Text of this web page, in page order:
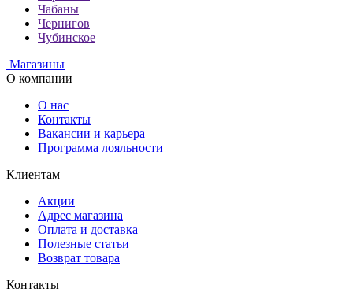
Чабаны
Чернигов
Чубинское
Магазины
О компании
О нас
Контакты
Вакансии и карьера
Программа лояльности
Клиентам
Акции
Адрес магазина
Оплата и доставка
Полезные статьи
Возврат товара
Контакты